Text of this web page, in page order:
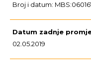
Broj i datum:
Datum zadnje
02.05.2019